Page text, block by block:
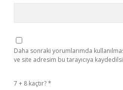
Daha sonraki yorumlarımda
ve site adresim bu tarayıcıya
7 + 8 kaçtır?*